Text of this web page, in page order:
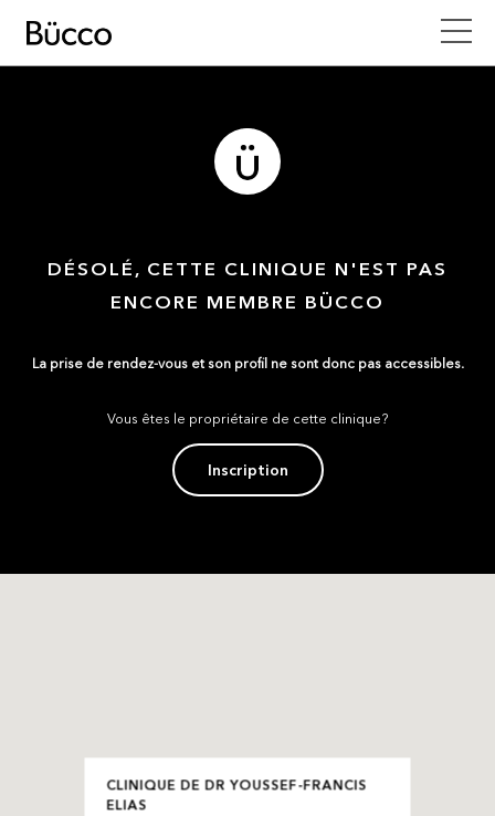
DÉSOLÉ, CETTE CLINIQUE N'EST PAS
ENCORE MEMBRE BÜCCO
La prise de rendez-vous et son profil ne sont donc pas accessibles.
Vous êtes le propriétaire de cette clinique?
Inscription
CLINIQUE DE DR YOUSSEF-FRANCIS
ELIAS